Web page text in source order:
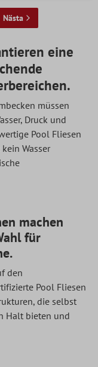
Nästa
eine
müssen
Druck und
Pool Fliesen
Wasser
machen
für
den
Pool Fliesen
die selbst
Halt bieten und